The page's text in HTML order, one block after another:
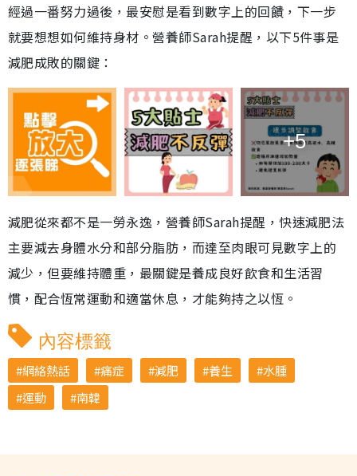
經過一番努力過後，最安慰是看到數字上的回饋，下一步
就要想想如何維持身材。營養師Sarah提醒，以下5件事是
減肥成敗的關鍵：
+5
減肥從來都不是一勞永逸，營養師Sarah提醒，快速減肥法
主要減去身體水分和部分脂肪，而達至肉眼可見數字上的
減少，但要維持體重，最關鍵是養成良好飲食和生活習
慣，配合恆常運動和適當休息，才能夠持之以恆。
內容標籤
網絡熱話 痛症 減肥 養生
水腫
運動
南韓